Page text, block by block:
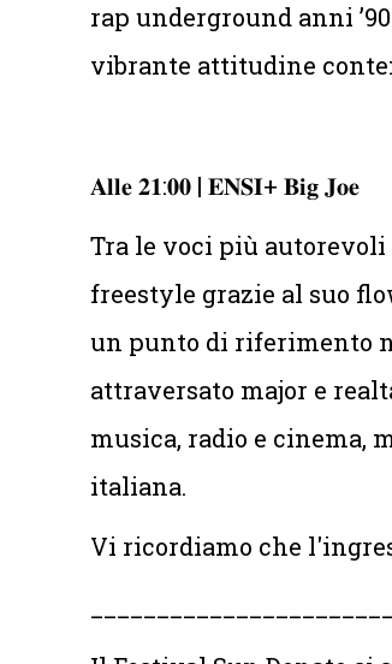
rap underground anni
vibrante attitudine
𝐀𝐥𝐥𝐞 𝟐𝟏:𝟎𝟎 | 𝐄𝐍𝐒𝐈+ 𝐁𝐢𝐠 𝐉𝐨𝐞
Tra le voci più autorevoli
freestyle grazie al suo
un punto di riferimento
attraversato major e
musica, radio e cinema,
italiana.
Vi ricordiamo che